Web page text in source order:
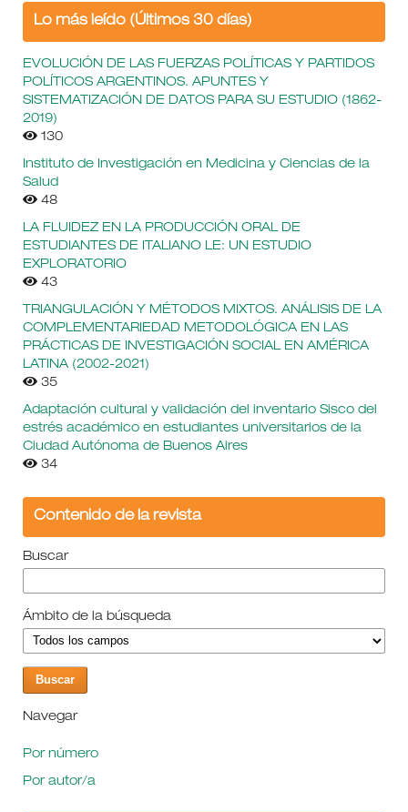
Lo más leído (Últimos 30 días)
EVOLUCIÓN DE LAS FUERZAS POLÍTICAS Y PARTIDOS
POLÍTICOS ARGENTINOS. APUNTES Y
SISTEMATIZACIÓN DE DATOS PARA SU ESTUDIO (1862-
2019)
130
Instituto de Investigación en Medicina y Ciencias de la
Salud
48
LA FLUIDEZ EN LA PRODUCCIÓN ORAL DE
ESTUDIANTES DE ITALIANO LE: UN ESTUDIO
EXPLORATORIO
43
TRIANGULACIÓN Y MÉTODOS MIXTOS. ANÁLISIS DE LA
COMPLEMENTARIEDAD METODOLÓGICA EN LAS
PRÁCTICAS DE INVESTIGACIÓN SOCIAL EN AMÉRICA
LATINA (2002-2021)
35
Adaptación cultural y validación del inventario Sisco del
estrés académico en estudiantes universitarios de la
Ciudad Autónoma de Buenos Aires
34
Contenido de la revista
Buscar
Ámbito de la búsqueda
Navegar
Por número
Por autor/a